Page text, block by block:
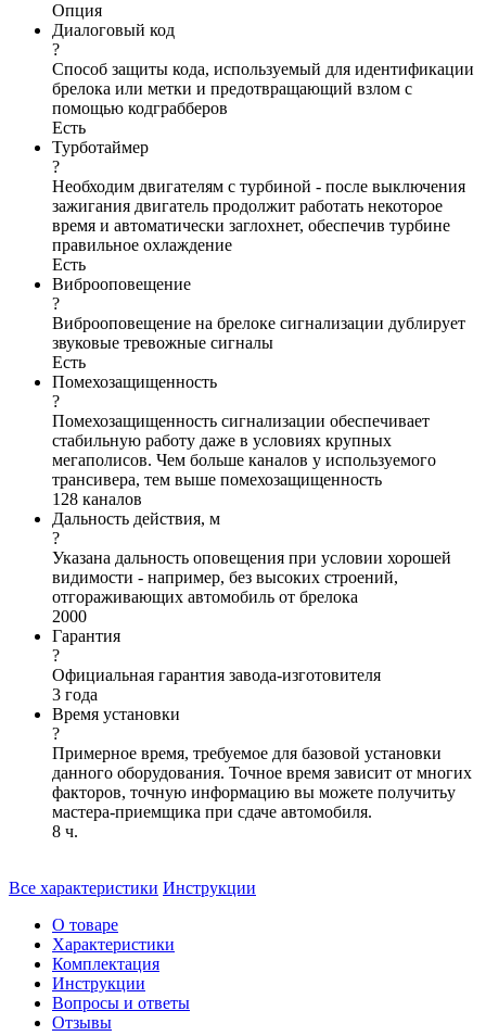
Опция
Диалоговый код
?
Способ защиты кода, используемый для идентификации
брелока или метки и предотвращающий взлом с
помощью кодграбберов
Есть
Турботаймер
?
Необходим двигателям с турбиной - после выключения
зажигания двигатель продолжит работать некоторое
время и автоматически заглохнет, обеспечив турбине
правильное охлаждение
Есть
Виброоповещение
?
Виброоповещение на брелоке сигнализации дублирует
звуковые тревожные сигналы
Есть
Помехозащищенность
?
Помехозащищенность сигнализации обеспечивает
стабильную работу даже в условиях крупных
мегаполисов. Чем больше каналов у используемого
трансивера, тем выше помехозащищенность
128 каналов
Дальность действия, м
?
Указана дальность оповещения при условии хорошей
видимости - например, без высоких строений,
отгораживающих автомобиль от брелока
2000
Гарантия
?
Официальная гарантия завода-изготовителя
3 года
Время установки
?
Примерное время, требуемое для базовой установки
данного оборудования. Точное время зависит от многих
факторов, точную информацию вы можете получитьу
мастера-приемщика при сдаче автомобиля.
8 ч.
Все характеристики Инструкции
О товаре
Характеристики
Комплектация
Инструкции
Вопросы и ответы
Отзывы